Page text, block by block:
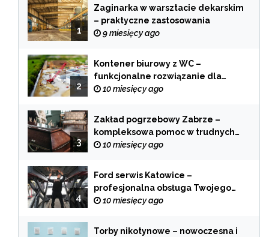
1
Zaginarka w warsztacie dekarskim
– praktyczne zastosowania
9 miesięcy ago
2
Kontener biurowy z WC –
funkcjonalne rozwiązanie dla
każdej branży
10 miesięcy ago
3
Zakład pogrzebowy Zabrze –
kompleksowa pomoc w trudnych
chwilach
10 miesięcy ago
4
Ford serwis Katowice –
profesjonalna obsługa Twojego
samochodu
10 miesięcy ago
Torby nikotynowe – nowoczesna i